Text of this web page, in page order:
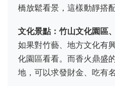
橋放鬆看景，這樣動靜搭配
文化景點：竹山文化園區
如果對竹藝、地方文化有
化園區看看。而香火鼎盛
地，可以求發財金、吃有